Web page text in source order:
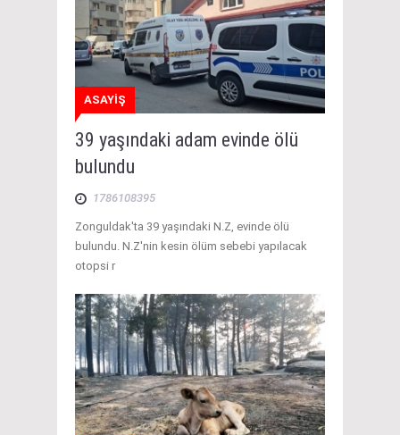
ASAYİŞ
39 yaşındaki adam evinde ölü
bulundu
1786108395
Zonguldak'ta 39 yaşındaki N.Z, evinde ölü
bulundu. N.Z'nin kesin ölüm sebebi yapılacak
otopsi r